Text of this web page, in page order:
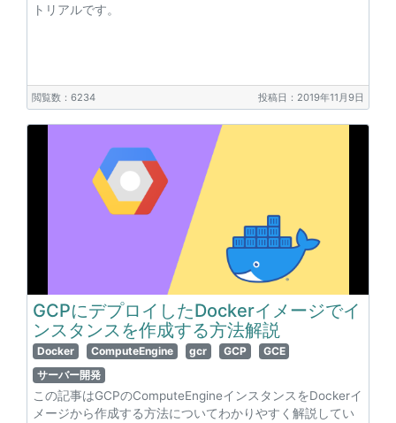
トリアルです。
閲覧数：6234 投稿日：2019年11月9日
GCPにデプロイしたDockerイメージでイ
ンスタンスを作成する方法解説
Docker ComputeEngine gcr GCP
GCE
サーバー開発
この記事はGCPのComputeEngineインスタンスをDockerイ
メージから作成する方法についてわかりやすく解説してい